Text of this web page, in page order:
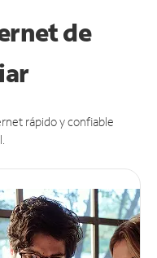
de
rápido y confiable